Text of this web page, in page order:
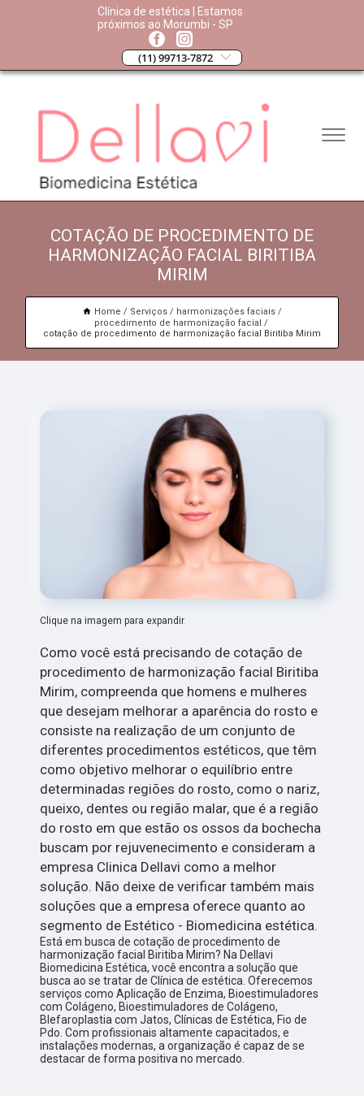
Clínica de estética | Estamos
próximos ao Morumbi - SP
(11) 99713-7872
COTAÇÃO DE PROCEDIMENTO DE
HARMONIZAÇÃO FACIAL BIRITIBA
MIRIM
Home Serviços
harmonizações faciais
procedimento de harmonização facial
cotação de procedimento de harmonização facial Biritiba Mirim
Clique na imagem para expandir
Como você está precisando de cotação de
procedimento de harmonização facial Biritiba
Mirim, compreenda que homens e mulheres
que desejam melhorar a aparência do rosto e
consiste na realização de um conjunto de
diferentes procedimentos estéticos, que têm
como objetivo melhorar o equilíbrio entre
determinadas regiões do rosto, como o nariz,
queixo, dentes ou região malar, que é a região
do rosto em que estão os ossos da bochecha
buscam por rejuvenecimento e consideram a
empresa Clinica Dellavi como a melhor
solução. Não deixe de verificar também mais
soluções que a empresa oferece quanto ao
segmento de Estético - Biomedicina estética.
Está em busca de cotação de procedimento de
harmonização facial Biritiba Mirim? Na Dellavi
Biomedicina Estética, você encontra a solução que
busca ao se tratar de Clínica de estética. Oferecemos
serviços como Aplicação de Enzima, Bioestimuladores
com Colágeno, Bioestimuladores de Colágeno,
Blefaroplastia com Jatos, Clínicas de Estética, Fio de
Pdo. Com profissionais altamente capacitados, e
instalações modernas, a organização é capaz de se
destacar de forma positiva no mercado.